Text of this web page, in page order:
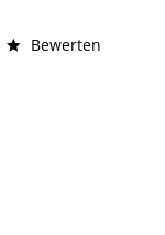
Bewerten